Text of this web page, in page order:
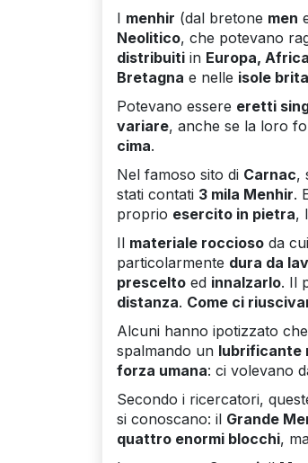
I menhir (dal bretone men
Neolitico, che potevano
distribuiti in Europa,
Bretagna e nelle isole
Potevano essere eretti
variare, anche se la loro
cima.
Nel famoso sito di Carnac,
stati contati 3 mila Menhir.
proprio esercito in pietra,
Il materiale roccioso da
particolarmente dura da
prescelto ed innalzarlo. Il
distanza. Come ci
Alcuni hanno ipotizzato
spalmando un lubrificante
forza umana: ci volevano
Secondo i ricercatori,
si conoscano: il Grande
quattro enormi blocchi,